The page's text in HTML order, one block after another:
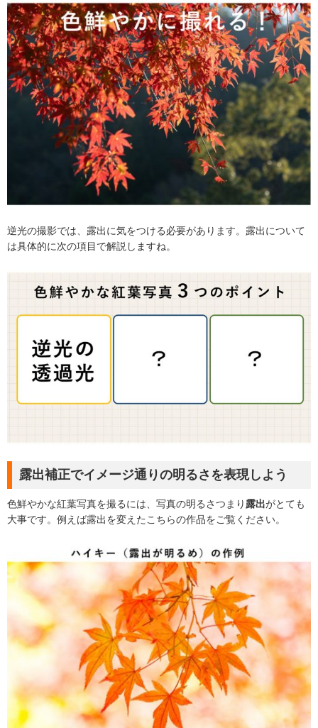
逆光の撮影では、露出に気をつける必要があります。露出について
は具体的に次の項目で解説しますね。
露出補正でイメージ通りの明るさを表現しよう
色鮮やかな紅葉写真を撮るには、写真の明るさつまり 露出がとても
大事です。例えば露出を変えたこちらの作品をご覧ください。